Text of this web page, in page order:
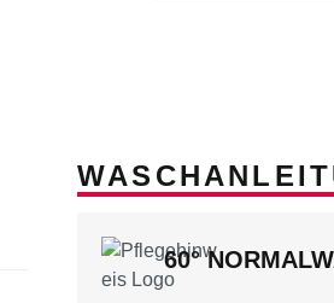
60°